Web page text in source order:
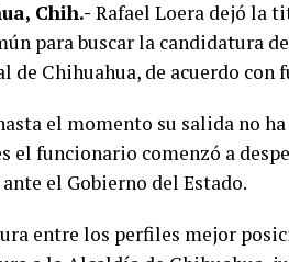
Chih.- Rafael Loera dejó la
para buscar la candidatura
de Chihuahua, de acuerdo con
el momento su salida no
el funcionario comenzó a
el Gobierno del Estado.
entre los perfiles mejor